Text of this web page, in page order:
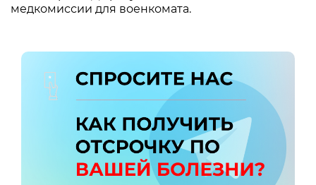
медкомиссии для военкомата.